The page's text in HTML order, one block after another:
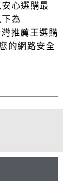
心選購最
為
推薦王選購
的網路安全